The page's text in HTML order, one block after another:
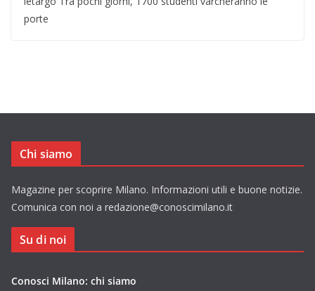
porte
Chi siamo
Magazine per scoprire Milano. Informazioni utili e buone notizie.
Comunica con noi a redazione@conoscimilano.it
Su di noi
Conosci Milano: chi siamo